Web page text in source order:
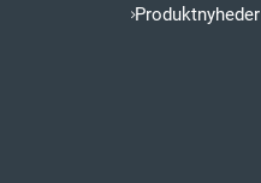
Produktnyheder